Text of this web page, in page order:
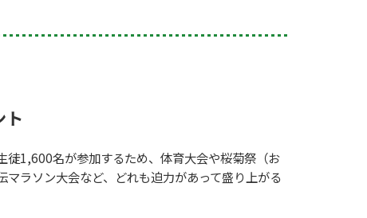
ト
徒1,600名が参加するため、体育大会や桜菊祭（お
マラソン大会など、どれも迫力があって盛り上がる